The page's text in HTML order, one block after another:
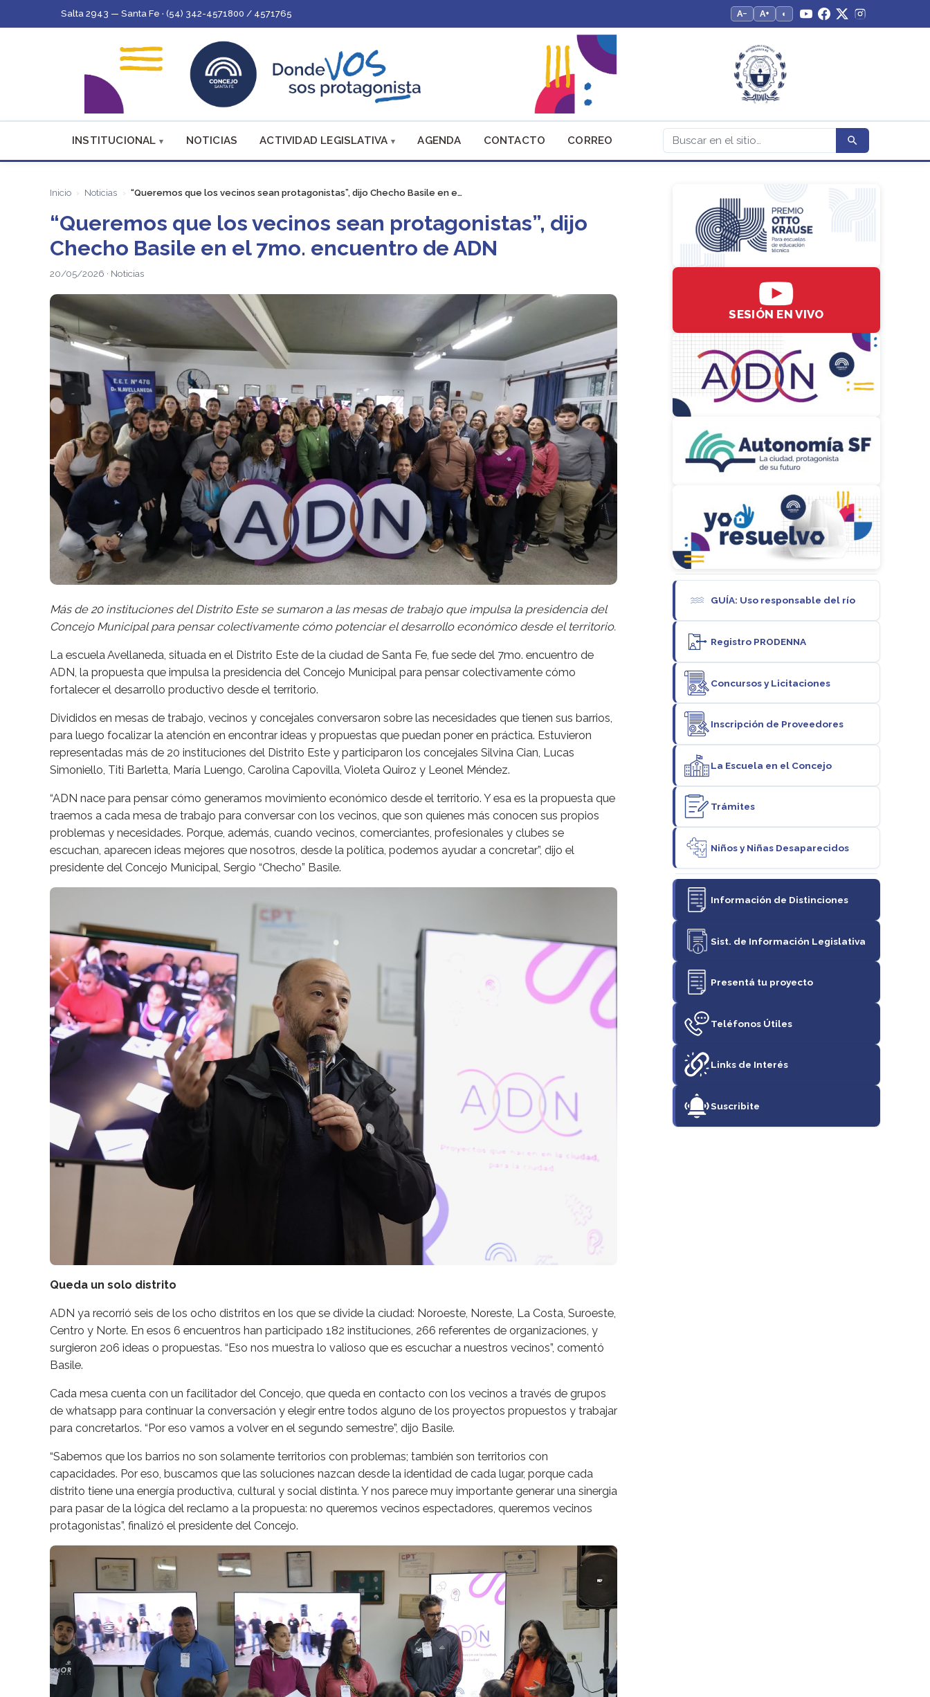
Salta 2943 — Santa Fe · (54) 342-4571800 / 4571765 A− A+ ◐
INSTITUCIONAL NOTICIAS ACTIVIDAD LEGISLATIVA AGENDA CONTACTO CORREO
Inicio Noticias “Queremos que los vecinos sean protagonistas”, dijo Checho Basile en e…
“Queremos que los vecinos sean protagonistas”, dijo
Checho Basile en el 7mo. encuentro de ADN
20/05/2026 · Noticias
Más de 20 instituciones del Distrito Este se sumaron a las mesas de trabajo que impulsa la presidencia del
Concejo Municipal para pensar colectivamente cómo potenciar el desarrollo económico desde el territorio.
La escuela Avellaneda, situada en el Distrito Este de la ciudad de Santa Fe, fue sede del 7mo. encuentro de
ADN, la propuesta que impulsa la presidencia del Concejo Municipal para pensar colectivamente cómo
fortalecer el desarrollo productivo desde el territorio.
Divididos en mesas de trabajo, vecinos y concejales conversaron sobre las necesidades que tienen sus barrios,
para luego focalizar la atención en encontrar ideas y propuestas que puedan poner en práctica. Estuvieron
representadas más de 20 instituciones del Distrito Este y participaron los concejales Silvina Cian, Lucas
Simoniello, Titi Barletta, María Luengo, Carolina Capovilla, Violeta Quiroz y Leonel Méndez.
“ADN nace para pensar cómo generamos movimiento económico desde el territorio. Y esa es la propuesta que
traemos a cada mesa de trabajo para conversar con los vecinos, que son quienes más conocen sus propios
problemas y necesidades. Porque, además, cuando vecinos, comerciantes, profesionales y clubes se
escuchan, aparecen ideas mejores que nosotros, desde la política, podemos ayudar a concretar”, dijo el
presidente del Concejo Municipal, Sergio “Checho” Basile.
Queda un solo distrito
ADN ya recorrió seis de los ocho distritos en los que se divide la ciudad: Noroeste, Noreste, La Costa, Suroeste,
Centro y Norte. En esos 6 encuentros han participado 182 instituciones, 266 referentes de organizaciones, y
surgieron 206 ideas o propuestas. “Eso nos muestra lo valioso que es escuchar a nuestros vecinos”, comentó
Basile.
Cada mesa cuenta con un facilitador del Concejo, que queda en contacto con los vecinos a través de grupos
de whatsapp para continuar la conversación y elegir entre todos alguno de los proyectos propuestos y trabajar
para concretarlos. “Por eso vamos a volver en el segundo semestre”, dijo Basile.
“Sabemos que los barrios no son solamente territorios con problemas; también son territorios con
capacidades. Por eso, buscamos que las soluciones nazcan desde la identidad de cada lugar, porque cada
distrito tiene una energía productiva, cultural y social distinta. Y nos parece muy importante generar una sinergia
para pasar de la lógica del reclamo a la propuesta: no queremos vecinos espectadores, queremos vecinos
protagonistas”, finalizó el presidente del Concejo.
SESIÓN EN VIVO
GUÍA: Uso responsable del río
Registro PRODENNA
Concursos y Licitaciones
Inscripción de Proveedores
La Escuela en el Concejo
Trámites
Niños y Niñas Desaparecidos
Información de Distinciones
Sist. de Información Legislativa
Presentá tu proyecto
Teléfonos Útiles
Links de Interés
Suscribite